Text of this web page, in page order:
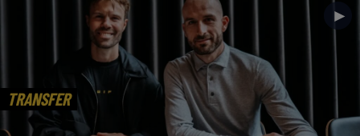
TRANSFER
►